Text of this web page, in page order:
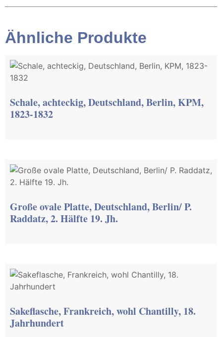
Ähnliche Produkte
Schale, achteckig, Deutschland, Berlin, KPM,
1823-1832
Große ovale Platte, Deutschland, Berlin/ P.
Raddatz, 2. Hälfte 19. Jh.
Sakeflasche, Frankreich, wohl Chantilly, 18.
Jahrhundert